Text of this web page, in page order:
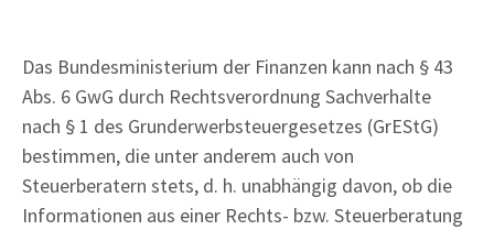
Das Bundesministerium der Finanzen kann nach § 43
Abs. 6 GwG durch Rechtsverordnung Sachverhalte
nach § 1 des Grunderwerbsteuergesetzes (GrEStG)
bestimmen, die unter anderem auch von
Steuerberatern stets, d. h. unabhängig davon, ob die
Informationen aus einer Rechts- bzw. Steuerberatung